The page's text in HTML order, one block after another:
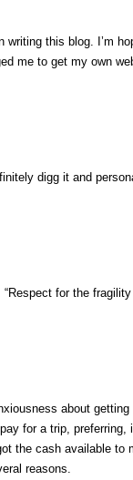
this blog. I’m
me to get my own
digg it and
for the
about
for a trip,
the cash available
reasons.